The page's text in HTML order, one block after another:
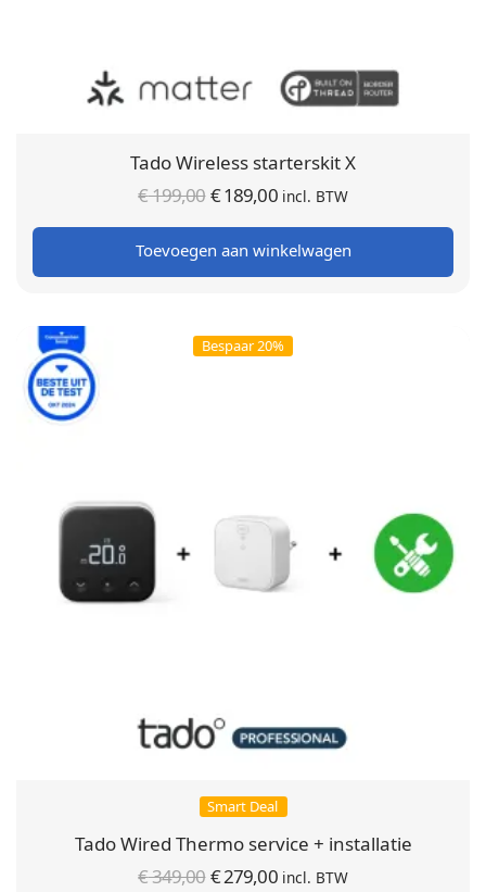
Tado Wireless starterskit X
€199,00Oorspronkelijke
prijs was:
€ 199,00.
€189,00 Huidige
prijs is:
€ 189,00.
incl. BTW
Toevoegen aan winkelwagen
Bespaar 20%
Smart Deal
Tado Wired Thermo service + installatie
€349,00Oorspronkelijke
€279,00 Huidige
incl. BTW